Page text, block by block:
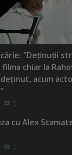
"Deţinuţii
chiar la
acum
0
cu Alex
0